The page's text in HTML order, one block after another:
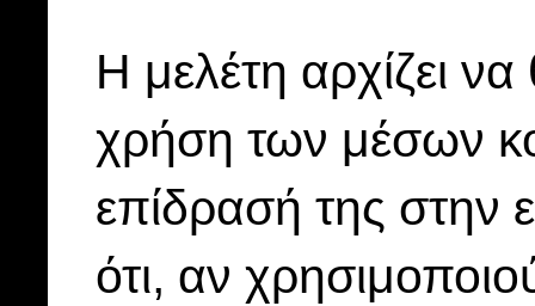
Η μελέτη αρχίζει
χρήση των μέσων
επίδρασή της στην
ότι, αν